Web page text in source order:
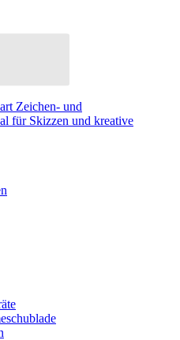
Zeichen- und
für Skizzen und kreative